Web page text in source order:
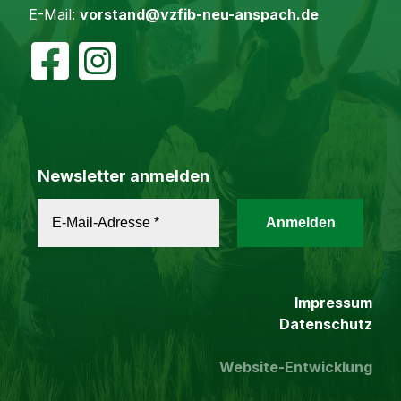
E-Mail: vorstand@vzfib-neu-anspach.de
Newsletter anmelden
Impressum
Datenschutz
Website-Entwicklung